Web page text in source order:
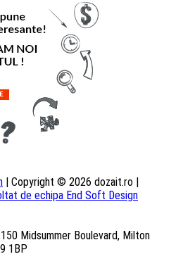
| Copyright © 2026 dozait.ro |
de echipa End Soft Design
Midsummer Boulevard, Milton
1BP